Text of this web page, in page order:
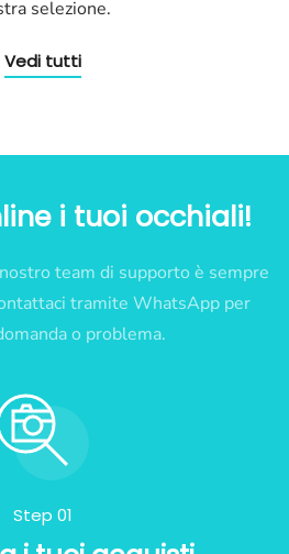
selezione.
Vedi tutti
i tuoi occhiali!
team di supporto è sempre
tramite WhatsApp per
o problema.
Step 01